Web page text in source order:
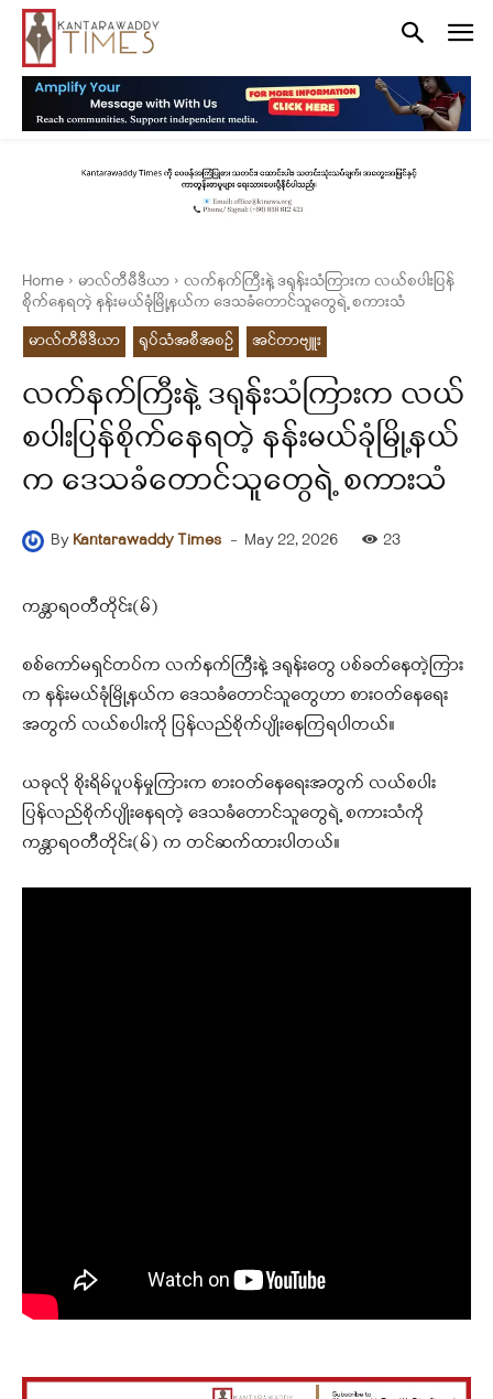
Home မာလ်တီမီဒီယာ
လက်နက်ကြီးနဲ့ ဒရုန်းသံကြားက လယ်စပါးပြန်
စိုက်နေရတဲ့ နန်းမယ်ခုံမြို့နယ်က ဒေသခံတောင်သူတွေရဲ့ စကားသံ
မာလ်တီမီဒီယာ
ရုပ်သံအစီအစဉ် အင်တာဗျူး
လက်နက်ကြီးနဲ့ ဒရုန်းသံကြားက လယ်
စပါးပြန်စိုက်နေရတဲ့ နန်းမယ်ခုံမြို့နယ်
က ဒေသခံတောင်သူတွေရဲ့ စကားသံ
By Kantarawaddy Times - May 22, 2026 23
ကန္တာရဝတီတိုင်း(မ်)
စစ်ကော်မရှင်တပ်က လက်နက်ကြီးနဲ့ ဒရုန်းတွေ ပစ်ခတ်နေတဲ့ကြား
က နန်းမယ်ခုံမြို့နယ်က ဒေသခံတောင်သူတွေဟာ စားဝတ်နေရေး
အတွက် လယ်စပါးကို ပြန်လည်စိုက်ပျိုးနေကြရပါတယ်။
ယခုလို စိုးရိမ်ပူပန်မှုကြားက စားဝတ်နေရေးအတွက် လယ်စပါး
ပြန်လည်စိုက်ပျိုးနေရတဲ့ ဒေသခံတောင်သူတွေရဲ့ စကားသံကို
ကန္တာရဝတီတိုင်း(မ်) က တင်ဆက်ထားပါတယ်။